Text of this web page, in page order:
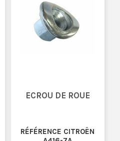
ECROU DE ROUE
RÉFÉRENCE CITROËN